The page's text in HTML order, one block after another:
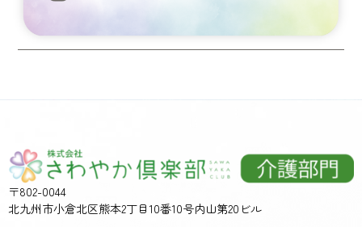
〒802-0044
北九州市小倉北区熊本2丁目10番10号内山第20ビル